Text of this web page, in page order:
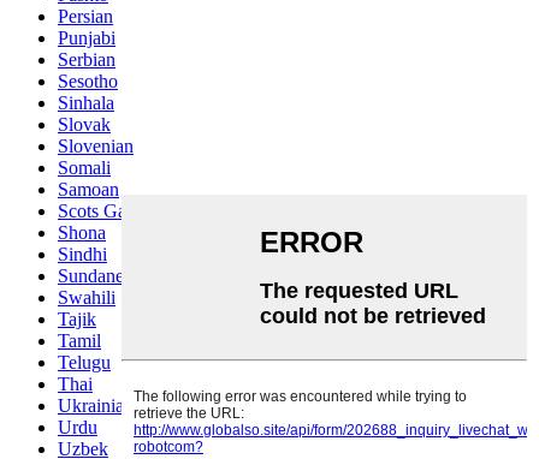
Persian
Punjabi
Serbian
Sesotho
Sinhala
Slovak
Slovenian
Somali
Samoan
Scots Gaelic
Shona
Sindhi
Sundanese
Swahili
Tajik
Tamil
Telugu
Thai
Ukrainian
Urdu
Uzbek